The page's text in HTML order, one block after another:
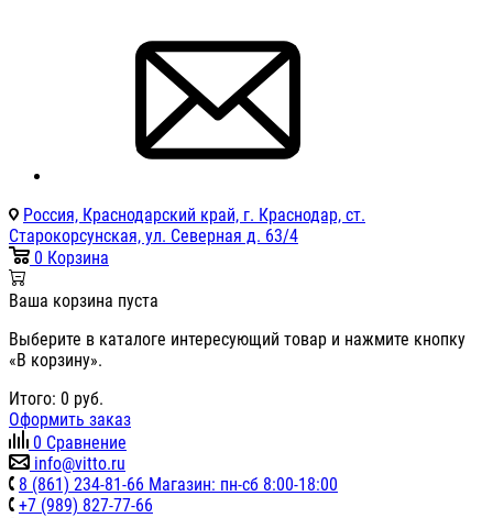
Россия, Краснодарский край, г. Краснодар, ст.
Старокорсунская, ул. Северная д. 63/4
0 Корзина
Ваша корзина пуста
Выберите в каталоге интересующий товар и нажмите кнопку
«В корзину».
Итого: 0 руб.
Оформить заказ
0 Сравнение
info@vitto.ru
8 (861) 234-81-66 Магазин: пн-сб 8:00-18:00
+7 (989) 827-77-66